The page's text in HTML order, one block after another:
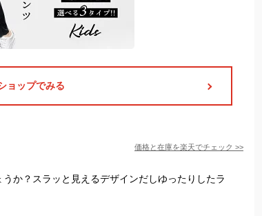
ョップでみる
価格と在庫を楽天でチェック >>
か？スラッと見えるデザインだしゆったりしたラ